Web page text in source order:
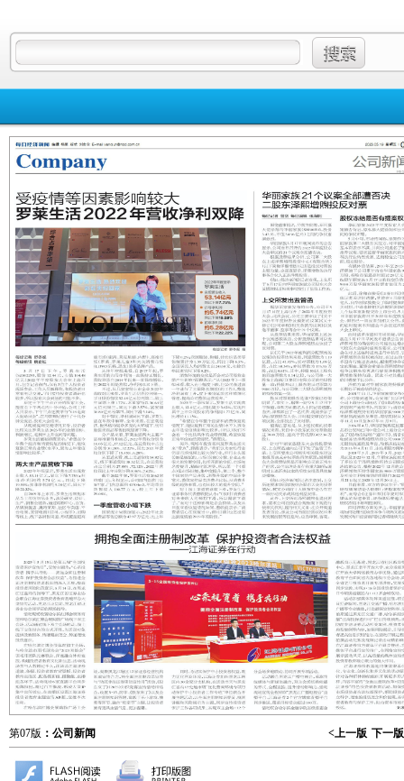
第07版 ：公司新闻 下一
<上一版